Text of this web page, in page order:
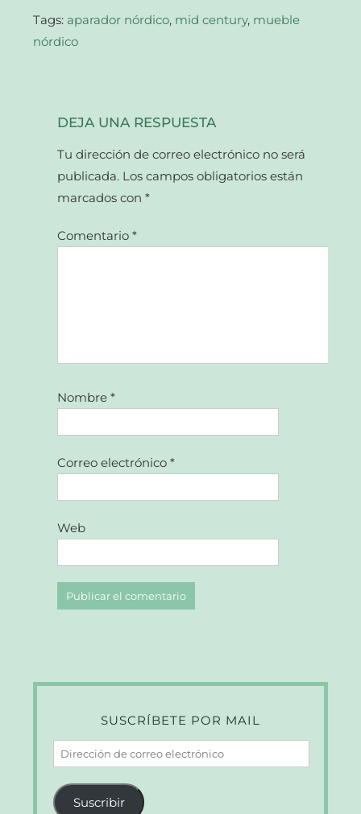
Tags: aparador nórdico, mid century, mueble
nórdico
DEJA UNA RESPUESTA
Tu dirección de correo electrónico no será
publicada. Los campos obligatorios están
marcados con*
Comentario*
Nombre*
Correo electrónico*
Web
SUSCRÍBETE POR MAIL
Dirección
de
correo
electrónico
Suscribir